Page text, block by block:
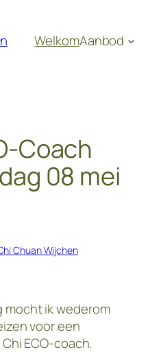
WelkomAanbod
Coach
08 mei
Chuan Wijchen
ik wederom
voor een
ECO-coach.